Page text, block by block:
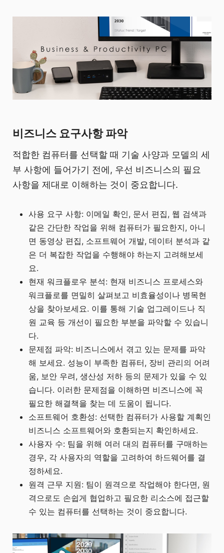
비즈니스 요구사항 파악
적합한 컴퓨터를 선택할 때 기술 사양과 모델의 세
부 사항에 들어가기 전에, 우선 비즈니스의 필요
사항을 제대로 이해하는 것이 중요합니다.
사용 요구 사항: 이메일 확인, 문서 편집, 웹 검색과
같은 간단한 작업을 위해 컴퓨터가 필요한지, 아니
면 동영상 편집, 소프트웨어 개발, 데이터 분석과 같
은 더 복잡한 작업을 수행해야 하는지 고려해보세
요.
현재 워크플로우 분석: 현재 비즈니스 프로세스와
워크플로를 면밀히 살펴보고 비효율성이나 병목현
상을 찾아보세요. 이를 통해 기술 업그레이드나 직
원 교육 등 개선이 필요한 부분을 파악할 수 있습니
다.
문제점 파악: 비즈니스에서 겪고 있는 문제를 파악
해 보세요. 성능이 부족한 컴퓨터, 장비 관리의 어려
움, 보안 우려, 생산성 저하 등의 문제가 있을 수 있
습니다. 이러한 문제점을 이해하면 비즈니스에 꼭
필요한 해결책을 찾는 데 도움이 됩니다.
소프트웨어 호환성: 선택한 컴퓨터가 사용할 계획인
비즈니스 소프트웨어와 호환되는지 확인하세요.
사용자 수: 팀을 위해 여러 대의 컴퓨터를 구매하는
경우, 각 사용자의 역할을 고려하여 하드웨어를 결
정하세요.
원격 근무 지원: 팀이 원격으로 작업해야 한다면, 원
격으로도 손쉽게 협업하고 필요한 리소스에 접근할
수 있는 컴퓨터를 선택하는 것이 중요합니다.